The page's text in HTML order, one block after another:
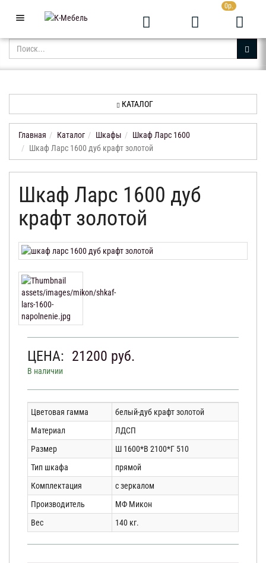
0р.
Звоните с 9:00 до 23:00 +7 (343) 361-05-24
КАТАЛОГ
АКЦИИ
НОВИНКИ
ОТЗЫВЫ
КАТАЛОГ
Главная Каталог Шкафы
Шкаф Ларс 1600
Шкаф Ларс 1600 дуб крафт золотой
Шкаф Ларс 1600 дуб
крафт золотой
ЦЕНА: 21200 руб.
В наличии
Цветовая гамма
белый-дуб крафт золотой
Материал
ЛДСП
Размер
Ш 1600*В 2100*Г 510
Тип шкафа
прямой
Комплектация
с зеркалом
Производитель
МФ Микон
Вес
140 кг.